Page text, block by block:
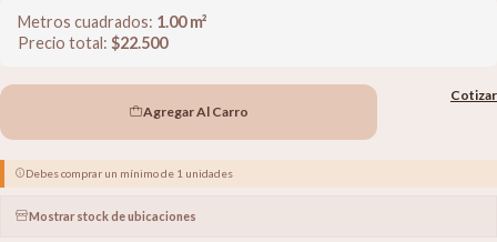
Metros cuadrados: 1.00m²
Precio total: $22.500
Agregar Al Carro
Cotizar
Debes comprar un mínimo de 1 unidades
Mostrar stock de ubicaciones